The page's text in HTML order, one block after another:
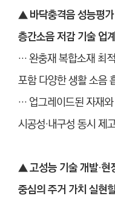
▲ 바닥충격음 성능평
층간소음 저감 기술 업
… 완충재 복합소재 최
포함 다양한 생활 소음
… 업그레이드된 자재
시공성·내구성 동시 제
▲고성능 기술 개발·현
중심의 주거 가치 실현